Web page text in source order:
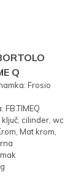
Q
Frosio
FB.TIMEQ
cilinder, wc
Mat krom,